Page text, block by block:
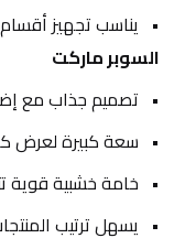
يناسب تجهيز
السوبر ماركت
تصميم جذاب مع
سعة كبيرة لعرض
خامة خشبية قوية
يسهل ترتيب